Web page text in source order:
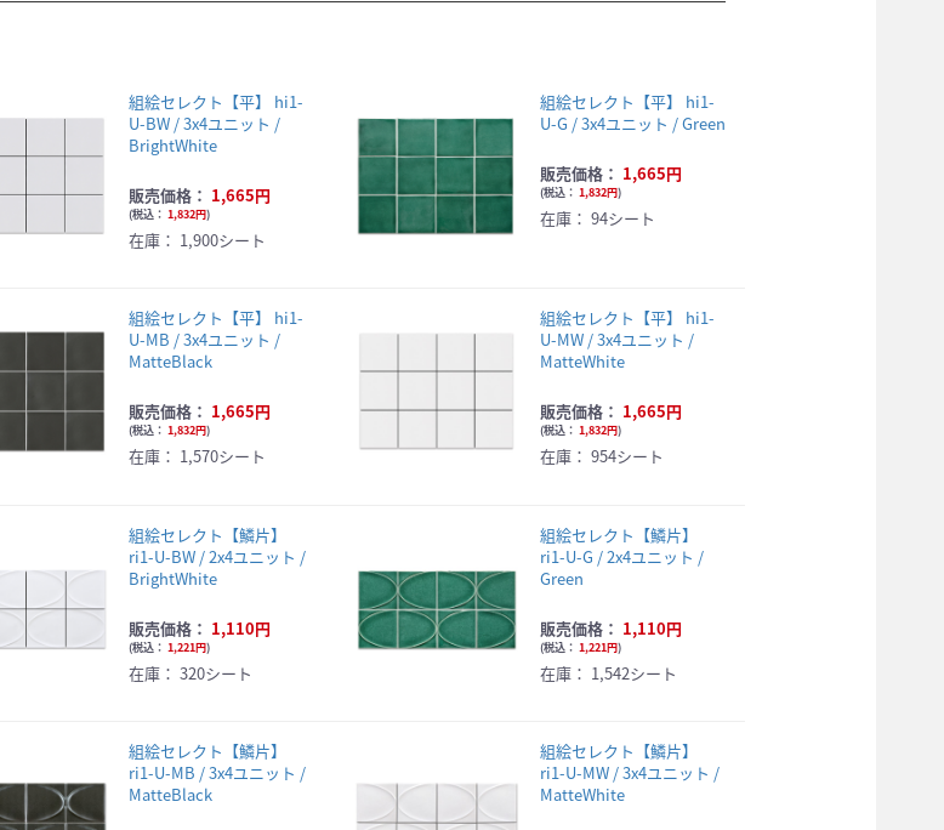
組絵セレクト【平】 hi1-
U-BW / 3x4ユニット /
BrightWhite
販売価格： 1,665円
(税込： 1,832円)
在庫： 1,900シート
組絵セレクト【平】 hi1-
U-G / 3x4ユニット / Green
販売価格： 1,665円
(税込： 1,832円)
在庫： 94シート
組絵セレクト【平】 hi1-
U-MB / 3x4ユニット /
MatteBlack
販売価格： 1,665円
(税込： 1,832円)
在庫： 1,570シート
組絵セレクト【平】 hi1-
U-MW / 3x4ユニット /
MatteWhite
販売価格： 1,665円
(税込： 1,832円)
在庫： 954シート
組絵セレクト【鱗片】
ri1-U-BW / 2x4ユニット /
BrightWhite
販売価格： 1,110円
(税込： 1,221円)
在庫： 320シート
組絵セレクト【鱗片】
ri1-U-G / 2x4ユニット /
Green
販売価格： 1,110円
(税込： 1,221円)
在庫： 1,542シート
組絵セレクト【鱗片】
ri1-U-MB / 3x4ユニット /
MatteBlack
組絵セレクト【鱗片】
ri1-U-MW / 3x4ユニット /
MatteWhite